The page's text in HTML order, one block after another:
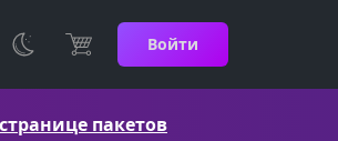
Войти
пакетов